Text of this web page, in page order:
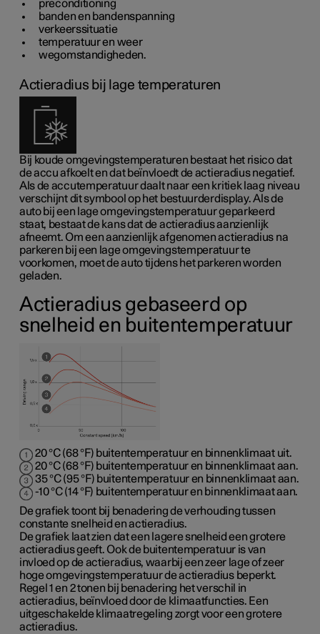
preconditioning
banden en bandenspanning
verkeerssituatie
temperatuur en weer
wegomstandigheden.
Actieradius bij lage temperaturen
Bij koude omgevingstemperaturen bestaat het risico dat
de accu afkoelt en dat beïnvloedt de actieradius negatief.
Als de accutemperatuur daalt naar een kritiek laag niveau
verschijnt dit symbool op het bestuurderdisplay. Als de
auto bij een lage omgevingstemperatuur geparkeerd
staat, bestaat de kans dat de actieradius aanzienlijk
afneemt. Om een aanzienlijk afgenomen actieradius na
parkeren bij een lage omgevingstemperatuur te
voorkomen, moet de auto tijdens het parkeren worden
geladen.
Actieradius gebaseerd op
snelheid en buitentemperatuur
20 °C (68 °F) buitentemperatuur en binnenklimaat uit.
20 °C (68 °F) buitentemperatuur en binnenklimaat aan.
35 °C (95 °F) buitentemperatuur en binnenklimaat aan.
-10 °C (14 °F) buitentemperatuur en binnenklimaat aan.
De grafiek toont bij benadering de verhouding tussen
constante snelheid en actieradius.
De grafiek laat zien dat een lagere snelheid een grotere
actieradius geeft. Ook de buitentemperatuur is van
invloed op de actieradius, waarbij een zeer lage of zeer
hoge omgevingstemperatuur de actieradius beperkt.
Regel 1 en 2 tonen bij benadering het verschil in
actieradius, beïnvloed door de klimaatfuncties. Een
uitgeschakelde klimaatregeling zorgt voor een grotere
actieradius.